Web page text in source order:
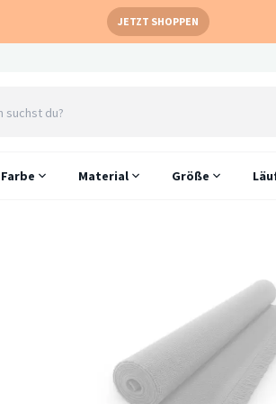
JETZT SHOPPEN
Farbe Material Größe